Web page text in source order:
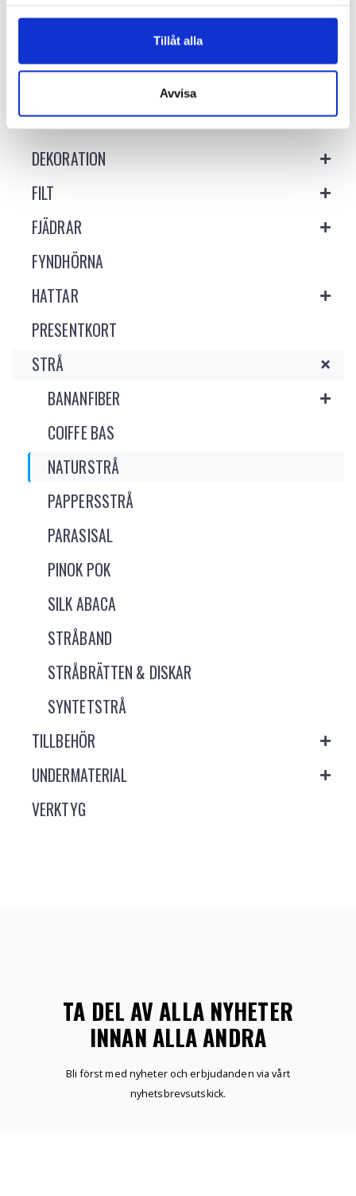
Tillåt alla
Avvisa
SORTIMENT
DEKORATION
FILT
FJÄDRAR
FYNDHÖRNA
HATTAR
PRESENTKORT
STRÅ
BANANFIBER
COIFFE BAS
NATURSTRÅ
PAPPERSSTRÅ
PARASISAL
PINOK POK
SILK ABACA
STRÅBAND
STRÅBRÄTTEN & DISKAR
SYNTETSTRÅ
TILLBEHÖR
UNDERMATERIAL
VERKTYG
TA DEL AV ALLA NYHETER
INNAN ALLA ANDRA
Bli först med nyheter och erbjudanden via vårt
nyhetsbrevsutskick.